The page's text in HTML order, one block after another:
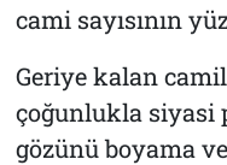
cami sayısının
Geriye kalan
çoğunlukla siyasi
gözünü boyama